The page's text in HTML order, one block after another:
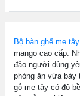
Bộ bàn ghế me tây
mango cao cấp.
đảo người dùng
phòng ăn vừa
gỗ me tây có độ